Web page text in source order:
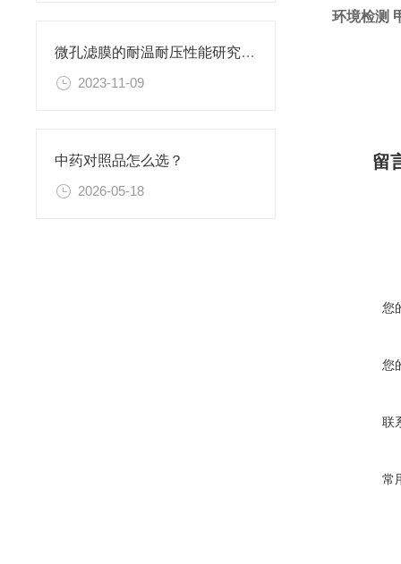
微孔滤膜的耐温耐压性能研究及其应用
2023-11-09
中药对照品怎么选？
2026-05-18
环境检测
留
您
您
联
常